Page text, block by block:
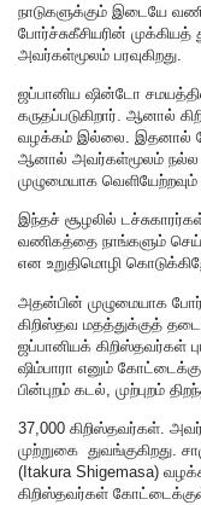
நாடுகளுக்கும் இடையே
போர்ச்சுகீசியரின் முக்கியத்
அவர்கள்மூலம் பரவுகிறது.
ஜப்பானிய ஷின்டோ
கருதப்படுகிறார். ஆனால்
வழக்கம் இல்லை. இதனால்
ஆனால் அவர்கள்மூலம்
முழுமையாக வெளியேற்றவும்
இந்தச் சூழலில்
வணிகத்தை நாங்களும்
என உறுதிமொழி
அதன்பின் முழுமையாக
கிறிஸ்தவ மதத்துக்குத்
ஜப்பானியக் கிறிஸ்தவர்கள்
ஷிம்பாரா எனும்
பின்புறம் கடல், முற்புறம்
37,000 கிறிஸ்தவர்கள்.
முற்றுகை துவங்குகிறது.
(Itakura Shigemasa)
கிறிஸ்தவர்கள்